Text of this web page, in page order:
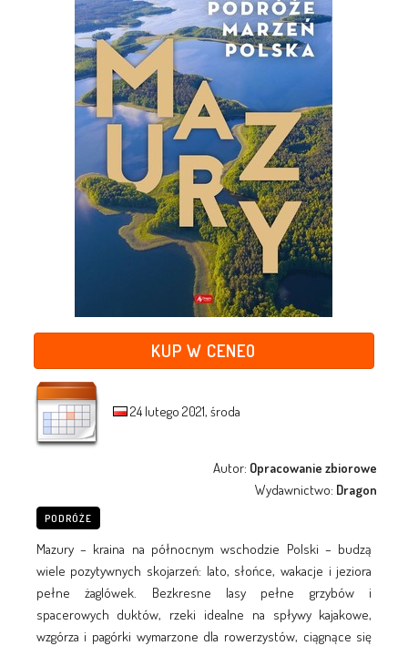
KUP W CENEO
24 lutego 2021, środa
Autor: Opracowanie zbiorowe
Wydawnictwo: Dragon
PODRÓŻE
Mazury – kraina na północnym wschodzie Polski – budzą
wiele pozytywnych skojarzeń: lato, słońce, wakacje i jeziora
pełne żaglówek. Bezkresne lasy pełne grzybów i
spacerowych duktów, rzeki idealne na spływy kajakowe,
wzgórza i pagórki wymarzone dla rowerzystów, ciągnące się